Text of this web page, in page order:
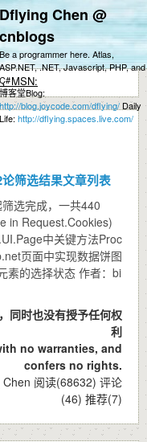
Dflying Chen @
cnblogs
Be a programmer here. Atlas,
ASP.NET, .NET, Javascript, PHP, and
C#
博客堂Blog:
http://blog.joycode.com/dflying/ Daily
Life: http://dflying.spaces.live.com/
MSN:
筛选结果文章列表
选完成，一共440
in Request.Cookies)
中关键方法Proc
页面中实现数据饼图
素的选择状态 作者：bi
同时也没有授予任何权
利
no warranties, and
confers no rights.
阅读(68632) 评论
(46) 推荐(7)